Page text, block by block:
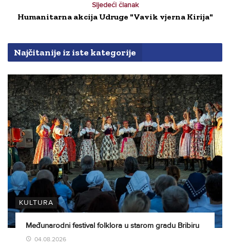
Sljedeći članak
Humanitarna akcija Udruge "Vavik vjerna Kirija"
Najčitanije iz iste kategorije
KULTURA
Međunarodni festival folklora u starom gradu Bribiru
04.08.2026